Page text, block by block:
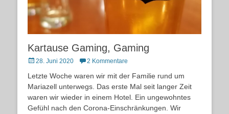
Kartause Gaming, Gaming
Posted
28. Juni 2020 2 Kommentare
Letzte Woche waren wir mit der Familie rund um
Mariazell unterwegs. Das erste Mal seit langer Zeit
waren wir wieder in einem Hotel. Ein ungewohntes
Gefühl nach den Corona-Einschränkungen. Wir